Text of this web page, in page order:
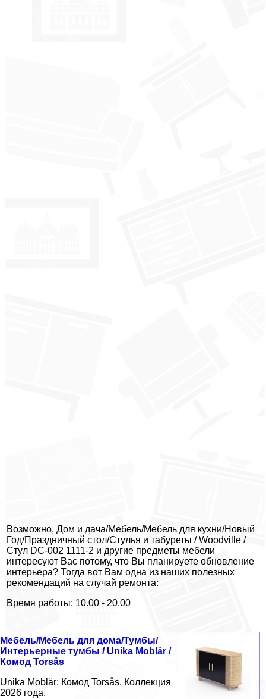
Возможно, Дом и дача/Мебель/Мебель для кухни/Новый
Год/Праздничный стол/Стулья и табуреты / Woodville /
Стул DC-002 1111-2 и другие предметы мебели
интересуют Вас потому, что Вы планируете обновление
интерьера? Тогда вот Вам одна из наших полезных
рекомендаций на случай ремонта:
Время работы: 10.00 - 20.00
Мебель/Мебель для дома/Тумбы/
Интерьерные тумбы / Unika Moblär /
Комод Torsås
Unika Moblär: Комод Torsås. Коллекция
2026 года.